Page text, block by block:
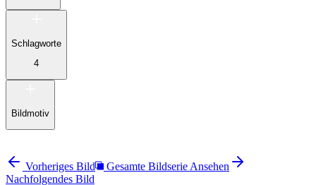
Schlagworte
4
Bildmotiv
Vorheriges Bild
Gesamte Bildserie Ansehen
Nachfolgendes Bild